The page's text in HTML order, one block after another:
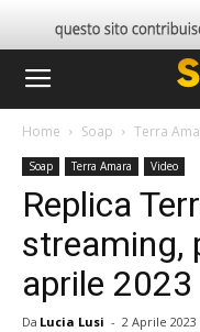
Home Soap Terra
Soap Terra Amara Video
Replica
streaming,
aprile
Da Lucia Lusi - 2 Aprile 2023